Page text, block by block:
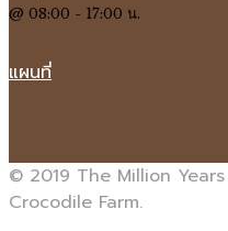
@ 08:00 - 17:00 น.
แผนที่
© 2019 The Million
Crocodile Farm.